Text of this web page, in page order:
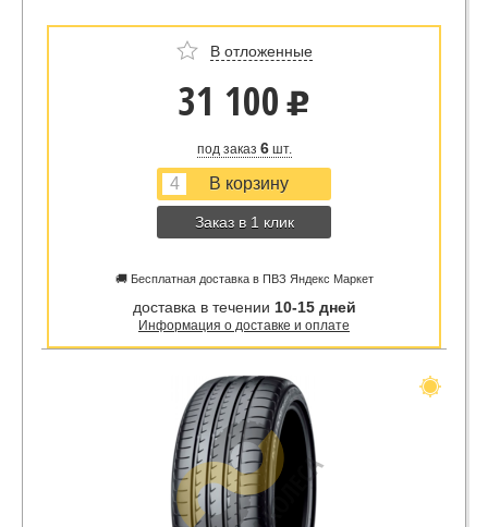
В отложенные
31 100 u
под заказ 6шт.
Заказ в 1 клик
🚚 Бесплатная доставка в ПВЗ Яндекс Маркет
доставка в течении 10-15 дней
Информация о доставке и оплате